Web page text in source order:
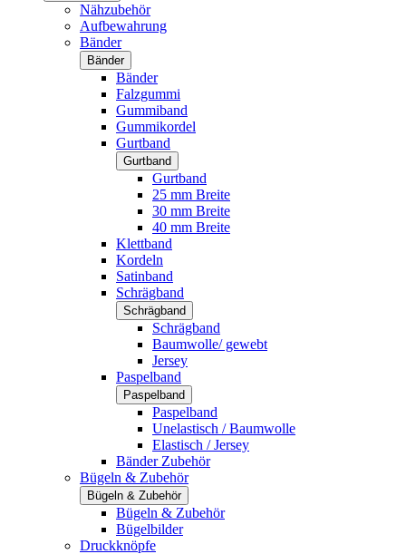
Nähzubehör
Aufbewahrung
Bänder
Bänder
Bänder
Falzgummi
Gummiband
Gummikordel
Gurtband
Gurtband
Gurtband
25 mm Breite
30 mm Breite
40 mm Breite
Klettband
Kordeln
Satinband
Schrägband
Schrägband
Schrägband
Baumwolle/ gewebt
Jersey
Paspelband
Paspelband
Paspelband
Unelastisch / Baumwolle
Elastisch / Jersey
Bänder Zubehör
Bügeln & Zubehör
Bügeln & Zubehör
Bügeln & Zubehör
Bügelbilder
Druckknöpfe